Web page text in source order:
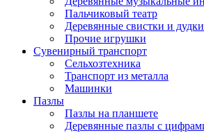
Пальчиковый театр
Деревянные свистки и дудки
Прочие игрушки
Сувенирный транспорт
Сельхозтехника
Транспорт из металла
Машинки
Пазлы
Пазлы на планшете
Деревянные пазлы с